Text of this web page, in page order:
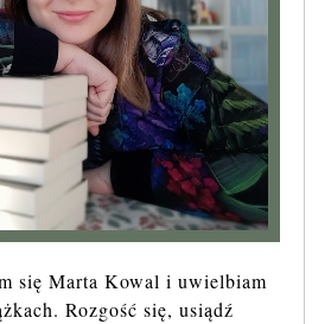
się Marta Kowal i uwielbiam
Rozgość się, usiądź